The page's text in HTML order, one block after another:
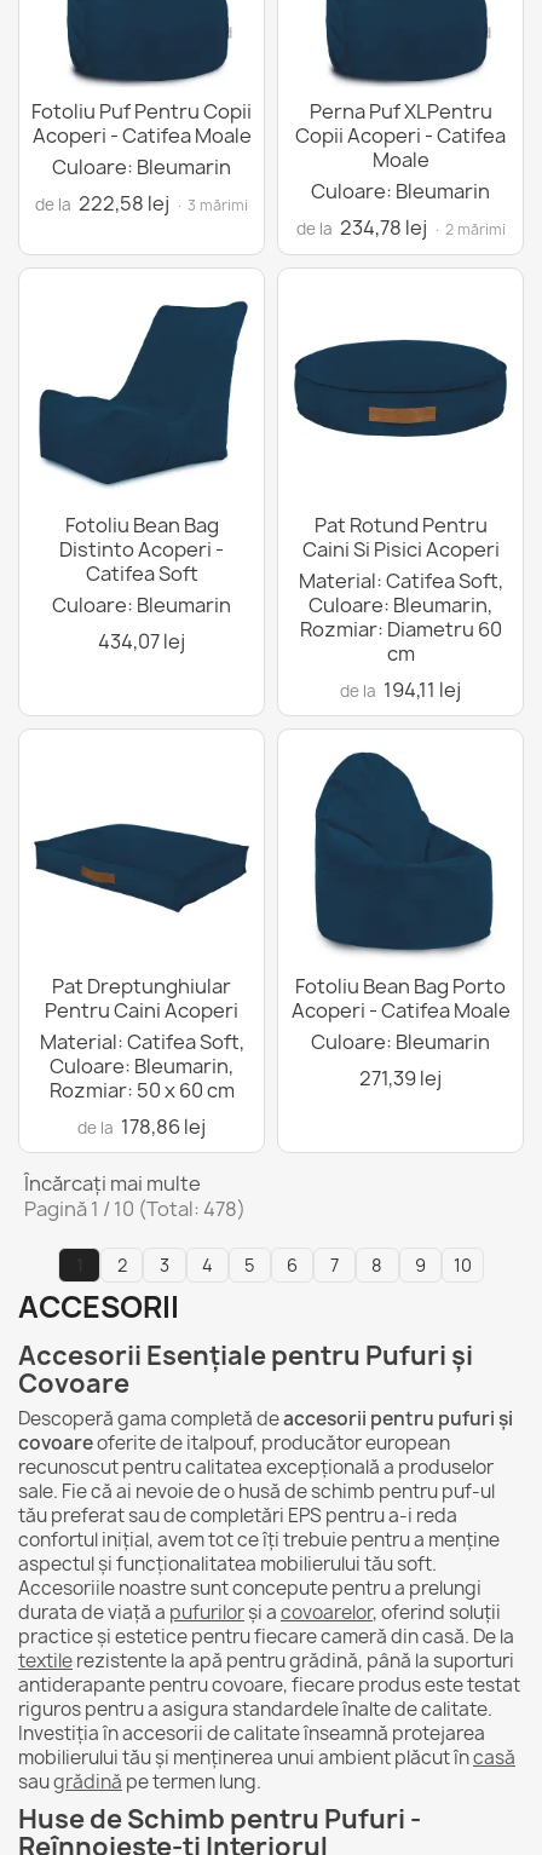
Fotoliu Puf Pentru Copii
Acoperi - Catifea Moale
Culoare: Bleumarin
de la 222,58 lej · 3 mărimi
Perna Puf XLPentru
Copii Acoperi - Catifea
Moale
Culoare: Bleumarin
de la 234,78 lej · 2 mărimi
Fotoliu Bean Bag
Distinto Acoperi -
Catifea Soft
Culoare: Bleumarin
434,07 lej
Pat Rotund Pentru
Caini Si Pisici Acoperi
Material: Catifea Soft,
Culoare: Bleumarin,
Rozmiar: Diametru 60
cm
de la 194,11 lej
Pat Dreptunghiular
Pentru Caini Acoperi
Material: Catifea Soft,
Culoare: Bleumarin,
Rozmiar: 50 x 60 cm
de la 178,86 lej
Fotoliu Bean Bag Porto
Acoperi - Catifea Moale
Culoare: Bleumarin
271,39 lej
Încărcați mai multe
Pagină 1 / 10 (Total: 478)
2 3 4 5 6 7 8 9 10
ACCESORII
Accesorii Esențiale pentru Pufuri și
Covoare
Descoperă gama completă deaccesorii pentru pufuri și
covoareoferite de italpouf, producător european
recunoscut pentru calitatea excepțională a produselor
sale. Fie că ai nevoie de o husă de schimb pentru puf-ul
tău preferat sau de completări EPS pentru a-i reda
confortul inițial, avem tot ce îți trebuie pentru a menține
aspectul și funcționalitatea mobilierului tău soft.
Accesoriile noastre sunt concepute pentru a prelungi
durata de viață a pufurilorși acovoarelor, oferind soluții
practice și estetice pentru fiecare cameră din casă. De la
textilerezistente la apă pentru grădină, până la suporturi
antiderapante pentru covoare, fiecare produs este testat
riguros pentru a asigura standardele înalte de calitate.
Investiția în accesorii de calitate înseamnă protejarea
mobilierului tău și menținerea unui ambient plăcut încasă
saugrădină pe termen lung.
Huse de Schimb pentru Pufuri -
Reînnoiește-ți Interiorul